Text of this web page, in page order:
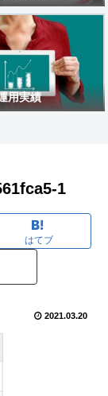
用実績
1
はてブ
2021.03.20